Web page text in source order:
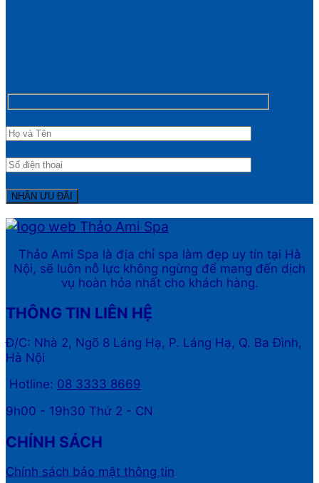
Thảo Ami Spa là địa chỉ spa làm đẹp uy tín tại Hà
Nội, sẽ luôn nỗ lực không ngừng để mang đến dịch
vụ hoàn hỏa nhất cho khách hàng.
THÔNG TIN LIÊN HỆ
Đ/C: Nhà 2, Ngõ 8 Láng Hạ, P. Láng Hạ, Q. Ba Đình,
Hà Nội
Hotline: 08 3333 8669
9h00 - 19h30 Thứ 2 - CN
CHÍNH SÁCH
Chính sách bảo mật thông tin